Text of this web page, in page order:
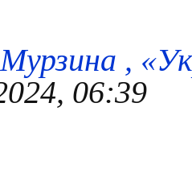
,
06:39